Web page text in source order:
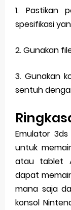
1. Pastikan
spesifikasi
2. Gunakan
3. Gunakan
sentuh
Emulator
untuk
atau tablet
dapat
mana saja
konsol